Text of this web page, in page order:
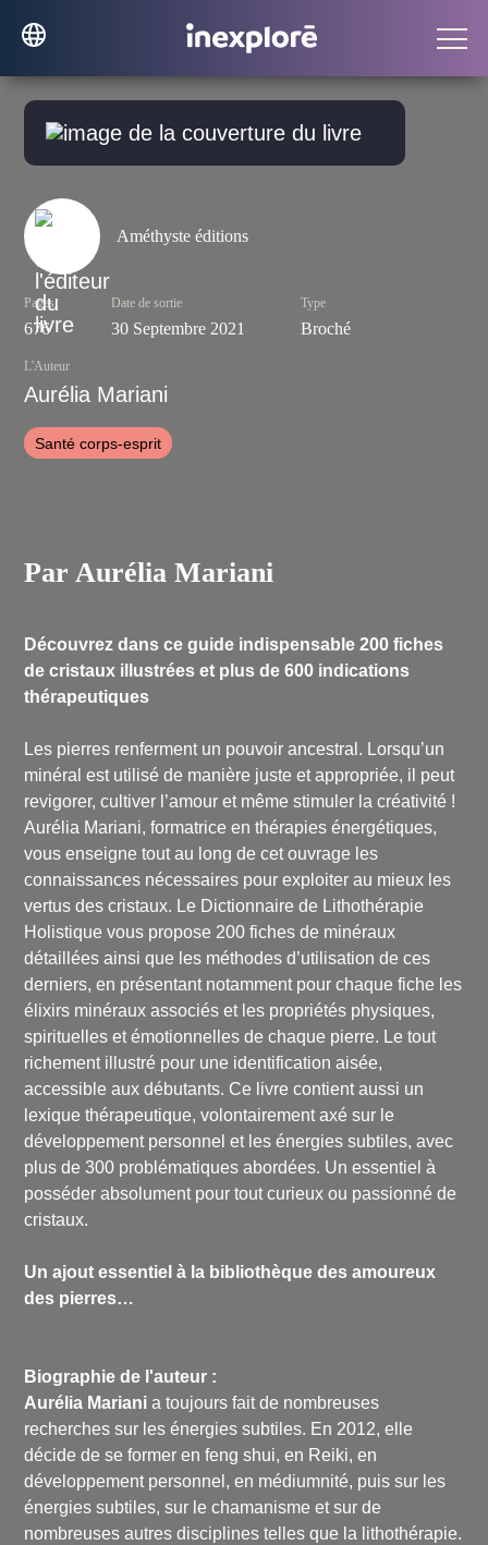
Améthyste éditions
Pages
676
Date de sortie
30 Septembre 2021
Type
Broché
L'Auteur
Aurélia Mariani
Santé corps-esprit
Par Aurélia Mariani
Découvrez dans ce guide indispensable 200 fiches
de cristaux illustrées et plus de 600 indications
thérapeutiques
Les pierres renferment un pouvoir ancestral. Lorsqu’un
minéral est utilisé de manière juste et appropriée, il peut
revigorer, cultiver l’amour et même stimuler la créativité !
Aurélia Mariani, formatrice en thérapies énergétiques,
vous enseigne tout au long de cet ouvrage les
connaissances nécessaires pour exploiter au mieux les
vertus des cristaux. Le Dictionnaire de Lithothérapie
Holistique vous propose 200 fiches de minéraux
détaillées ainsi que les méthodes d’utilisation de ces
derniers, en présentant notamment pour chaque fiche les
élixirs minéraux associés et les propriétés physiques,
spirituelles et émotionnelles de chaque pierre. Le tout
richement illustré pour une identification aisée,
accessible aux débutants. Ce livre contient aussi un
lexique thérapeutique, volontairement axé sur le
développement personnel et les énergies subtiles, avec
plus de 300 problématiques abordées. Un essentiel à
posséder absolument pour tout curieux ou passionné de
cristaux.
Un ajout essentiel à la bibliothèque des amoureux
des pierres…
Biographie de l'auteur :
Aurélia Mariania toujours fait de nombreuses
recherches sur les énergies subtiles. En 2012, elle
décide de se former en feng shui, en Reiki, en
développement personnel, en médiumnité, puis sur les
énergies subtiles, sur le chamanisme et sur de
nombreuses autres disciplines telles que la lithothérapie.